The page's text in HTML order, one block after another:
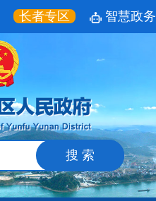
长者专区 智慧政务
搜 索